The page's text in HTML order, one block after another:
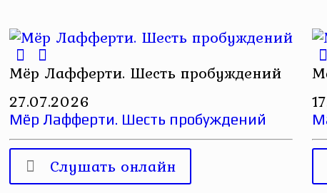
Мёр Лафферти. Шесть пробуждений
27.07.2026
Мёр Лафферти. Шесть пробуждений
Слушать онлайн